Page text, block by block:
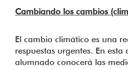
Cambiando los cambios
El cambio climático es una
respuestas urgentes. En esta
alumnado conocerá las